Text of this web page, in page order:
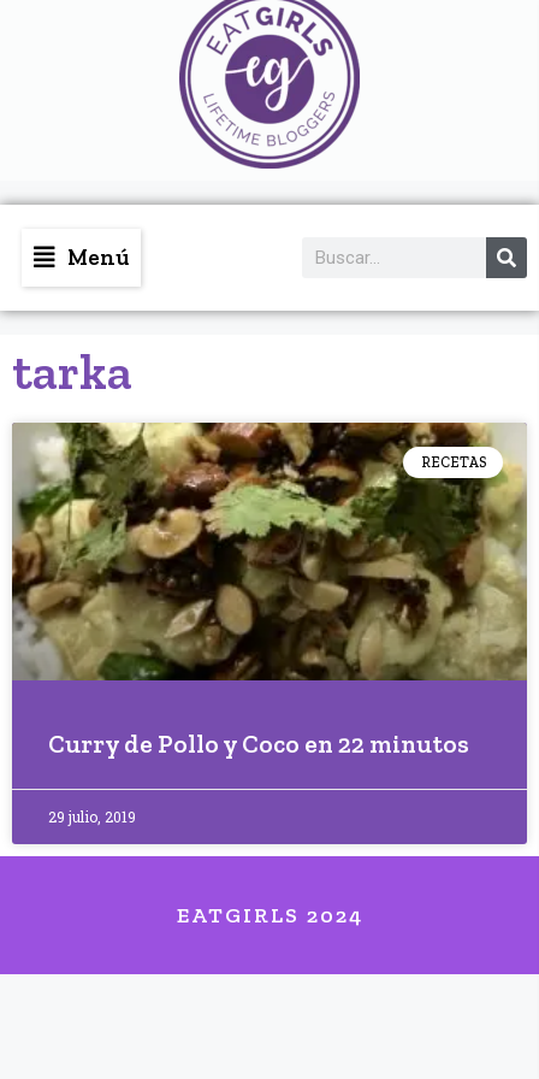
Menú
tarka
RECETAS
Curry de Pollo y Coco en 22 minutos
29 julio, 2019
EATGIRLS 2024